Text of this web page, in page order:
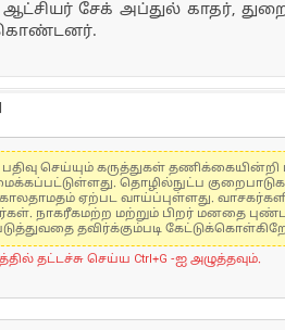
சேக் அப்துல் காதர்,
கொண்டனர்.
செய்யும் கருத்துகள்
தொழில்நுட்ப
காலதாமதம் ஏற்பட வாய்ப்புள்ளது.
நாகரீகமற்ற மற்றும் பிறர் மனதை
தவிர்க்கும்படி
தட்டச்சு செய்ய Ctrl+G -ஐ அழுத்தவும்.